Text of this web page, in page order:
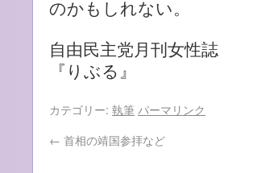
のかもしれない。
自由民主党月刊女性誌
『りぶる』
カテゴリー: 執筆 パーマリンク
← 首相の靖国参拝など